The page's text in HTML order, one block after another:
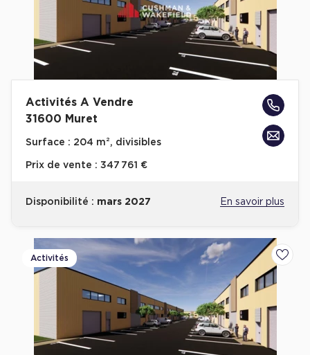
Activités A Vendre
31600 Muret
Surface : 204 m², divisibles
Prix de vente : 347 761 €
Disponibilité : mars 2027 En savoir plus
Activités